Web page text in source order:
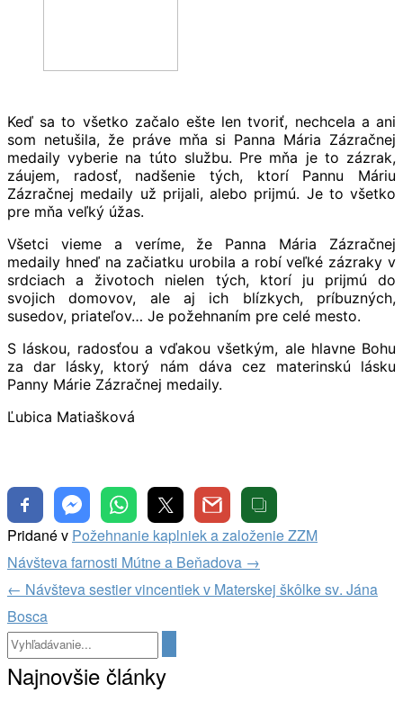
Keď sa to všetko začalo ešte len tvoriť, nechcela a ani
som netušila, že práve mňa si Panna Mária Zázračnej
medaily vyberie na túto službu. Pre mňa je to zázrak,
záujem, radosť, nadšenie tých, ktorí Pannu Máriu
Zázračnej medaily už prijali, alebo prijmú. Je to všetko
pre mňa veľký úžas.
Všetci vieme a veríme, že Panna Mária Zázračnej
medaily hneď na začiatku urobila a robí veľké zázraky v
srdciach a životoch nielen tých, ktorí ju prijmú do
svojich domovov, ale aj ich blízkych, príbuzných,
susedov, priateľov… Je požehnaním pre celé mesto.
S láskou, radosťou a vďakou všetkým, ale hlavne Bohu
za dar lásky, ktorý nám dáva cez materinskú lásku
Panny Márie Zázračnej medaily.
Ľubica Matiašková
Pridané vPožehnanie kaplniek a založenie ZZM
Navigácia
v
článkoch
Návšteva farnosti Mútne a Beňadova→
←Návšteva sestier vincentiek v Materskej škôlke sv. Jána
Bosca
Najnovšie články